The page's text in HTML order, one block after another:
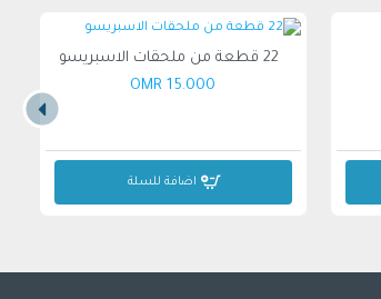
22 قطعة من ملحقات الاسبريسو
15.000 OMR
اضافة للسلة